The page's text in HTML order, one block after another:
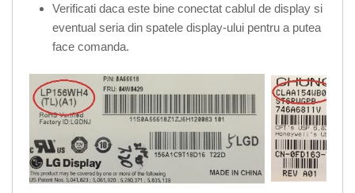
Verificati daca este bine conectat cablul de display si
eventual seria din spatele display-ului pentru a putea
face comanda.